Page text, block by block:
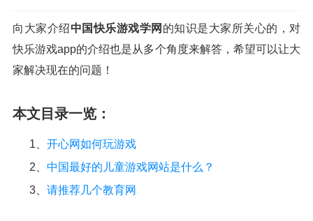
向大家介绍中国快乐游戏学网 的知识是大家所关心的，对
快乐游戏app的介绍也是从多个角度来解答，希望可以让大
家解决现在的问题！
本文目录一览：
1、 开心网如何玩游戏
2、 中国最好的儿童游戏网站是什么？
3、 请推荐几个教育网